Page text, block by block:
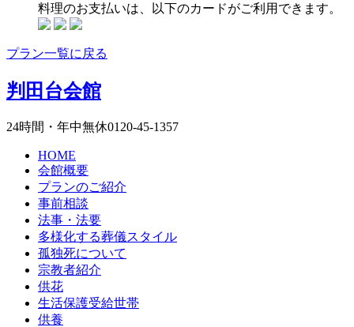
料理のお支払いは、以下のカードがご利用できます。
プラン一覧に戻る
判田台会館
24時間・年中無休0120-45-1357
HOME
会館概要
プランのご紹介
事前相談
法事・法要
多様化する葬儀スタイル
孤独死について
宗教者紹介
供花
生活保護受給世帯
供養